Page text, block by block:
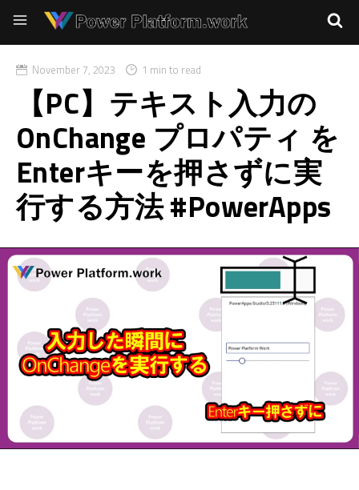
November 7, 2023 1 min to read
【PC】テキスト入力の
OnChange プロパティ を
Enterキーを押さずに実
行する方法 #PowerApps